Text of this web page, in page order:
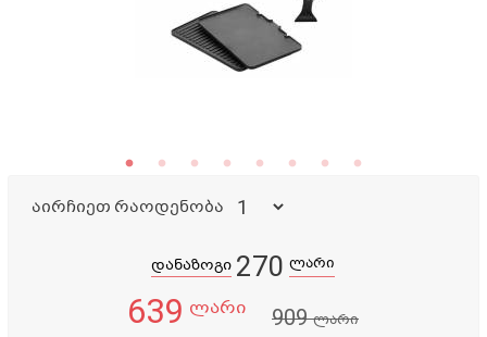
აირჩიეთ რაოდენობა
დანაზოგი 270 ლარი
639 ლარი 909ლარი